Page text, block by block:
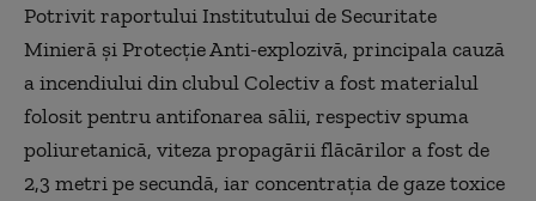
Potrivit raportului Institutului de Securitate
Minieră şi Protecţie Anti-explozivă, principala cauză
a incendiului din clubul Colectiv a fost materialul
folosit pentru antifonarea sălii, respectiv spuma
poliuretanică, viteza propagării flăcărilor a fost de
2,3 metri pe secundă, iar concentraţia de gaze toxice